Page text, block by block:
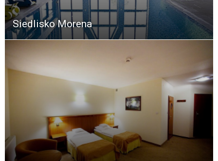
Siedlisko Morena